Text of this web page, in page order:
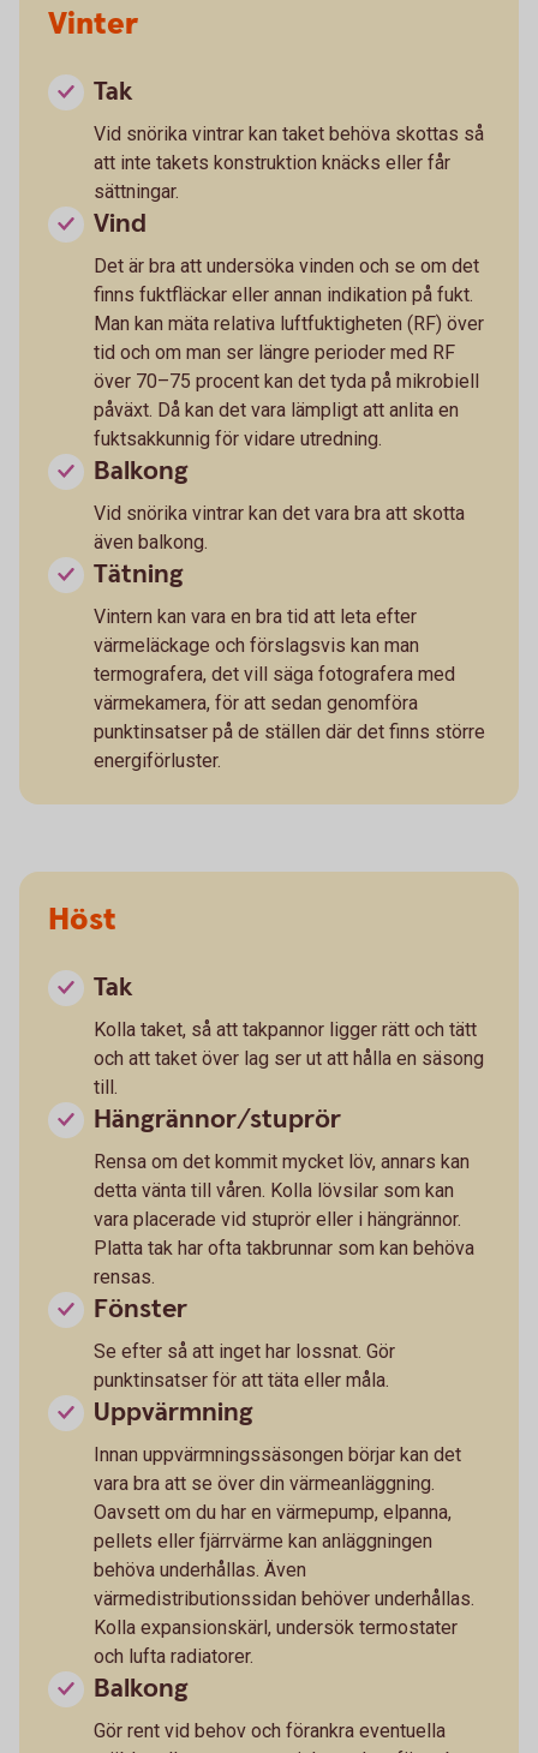
Vinter
Tak
Vid snörika vintrar kan taket behöva skottas så
att inte takets konstruktion knäcks eller får
sättningar.
Vind
Det är bra att undersöka vinden och se om det
finns fuktfläckar eller annan indikation på fukt.
Man kan mäta relativa luftfuktigheten (RF) över
tid och om man ser längre perioder med RF
över 70–75 procent kan det tyda på mikrobiell
påväxt. Då kan det vara lämpligt att anlita en
fuktsakkunnig för vidare utredning.
Balkong
Vid snörika vintrar kan det vara bra att skotta
även balkong.
Tätning
Vintern kan vara en bra tid att leta efter
värmeläckage och förslagsvis kan man
termografera, det vill säga fotografera med
värmekamera, för att sedan genomföra
punktinsatser på de ställen där det finns större
energiförluster.
Höst
Tak
Kolla taket, så att takpannor ligger rätt och tätt
och att taket över lag ser ut att hålla en säsong
till.
Hängrännor/stuprör
Rensa om det kommit mycket löv, annars kan
detta vänta till våren. Kolla lövsilar som kan
vara placerade vid stuprör eller i hängrännor.
Platta tak har ofta takbrunnar som kan behöva
rensas.
Fönster
Se efter så att inget har lossnat. Gör
punktinsatser för att täta eller måla.
Uppvärmning
Innan uppvärmningssäsongen börjar kan det
vara bra att se över din värmeanläggning.
Oavsett om du har en värmepump, elpanna,
pellets eller fjärrvärme kan anläggningen
behöva underhållas. Även
värmedistributionssidan behöver underhållas.
Kolla expansionskärl, undersök termostater
och lufta radiatorer.
Balkong
Gör rent vid behov och förankra eventuella